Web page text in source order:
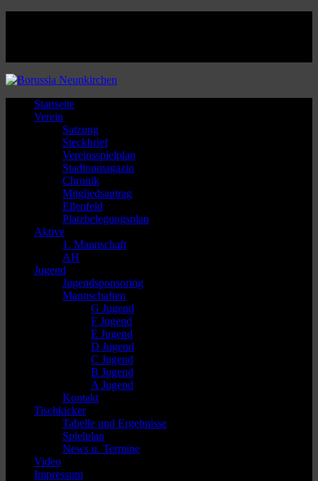
Startseite
Verein
Satzung
Steckbrief
Vereinsspielplan
Stadionmagazin
Chronik
Mitgliedsantrag
Ellenfeld
Platzbelegungsplan
Aktive
1. Mannschaft
AH
Jugend
Jugendsponsoring
Mannschaften
G Jugend
F Jugend
E Jugend
D Jugend
C Jugend
B Jugend
A Jugend
Kontakt
Tischkicker
Tabelle und Ergebnisse
Spielplan
News u. Termine
Video
Impressum